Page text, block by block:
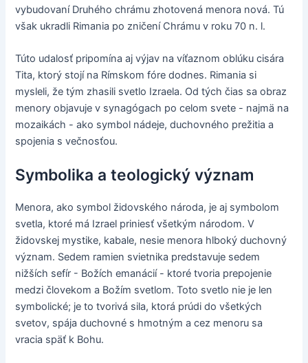
vybudovaní Druhého chrámu zhotovená menora nová. Tú
však ukradli Rimania po zničení Chrámu v roku 70 n. l.
Túto udalosť pripomína aj výjav na víťaznom oblúku cisára
Tita, ktorý stojí na Rímskom fóre dodnes. Rimania si
mysleli, že tým zhasili svetlo Izraela. Od tých čias sa obraz
menory objavuje v synagógach po celom svete - najmä na
mozaikách - ako symbol nádeje, duchovného prežitia a
spojenia s večnosťou.
Symbolika a teologický význam
Menora, ako symbol židovského národa, je aj symbolom
svetla, ktoré má Izrael priniesť všetkým národom. V
židovskej mystike, kabale, nesie menora hlboký duchovný
význam. Sedem ramien svietnika predstavuje sedem
nižších sefír - Božích emanácií - ktoré tvoria prepojenie
medzi človekom a Božím svetlom. Toto svetlo nie je len
symbolické; je to tvorivá sila, ktorá prúdi do všetkých
svetov, spája duchovné s hmotným a cez menoru sa
vracia späť k Bohu.